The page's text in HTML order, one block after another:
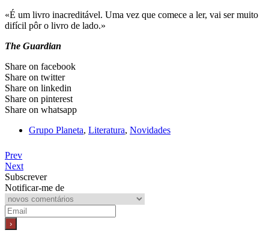
«É um livro inacreditável. Uma vez que comece a ler, vai ser muito
difícil pôr o livro de lado.»
The Guardian
Share on facebook
Share on twitter
Share on linkedin
Share on pinterest
Share on whatsapp
Grupo Planeta, Literatura, Novidades
Prev
Next
Subscrever
Notificar-me de